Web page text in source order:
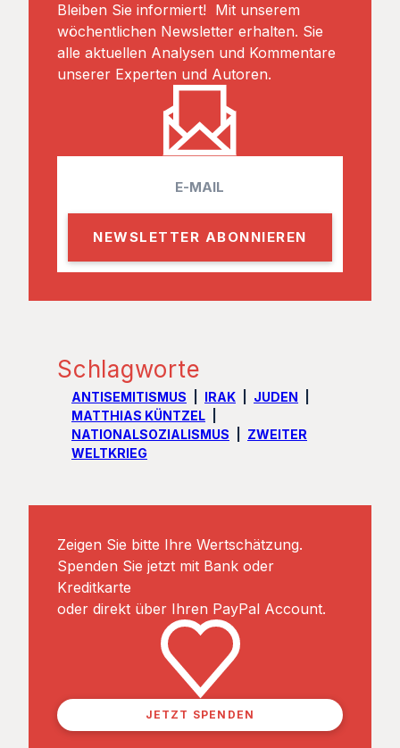
Bleiben Sie informiert! Mit unserem
wöchentlichen Newsletter erhalten. Sie
alle aktuellen Analysen und Kommentare
unserer Experten und Autoren.
l
Schlagworte
ANTISEMITISMUS IRAK
JUDEN
MATTHIAS KÜNTZEL
NATIONALSOZIALISMUS
ZWEITER
WELTKRIEG
Zeigen Sie bitte Ihre Wertschätzung.
Spenden Sie jetzt mit Bank oder
Kreditkarte
oder direkt über Ihren PayPal Account.
JETZT SPENDEN